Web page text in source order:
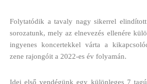
Folytatódik a tavaly nagy sikerrel
sorozatunk, mely az elnevezés ellenére
ingyenes koncertekkel várta a
zene rajongóit a 2022-es év folyamán.
Idei első vendégünk egy különleges 7